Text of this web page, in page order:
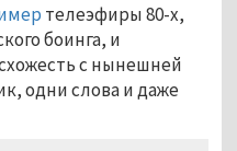
телеэфиры 80-х,
боинга, и
с нынешней
одни слова и даже